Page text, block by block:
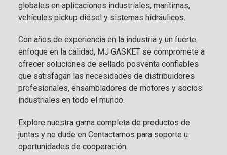
globales en aplicaciones industriales, marítimas,
vehículos pickup diésel y sistemas hidráulicos.
Con años de experiencia en la industria y un fuerte
enfoque en la calidad, MJ GASKET se compromete a
ofrecer soluciones de sellado posventa confiables
que satisfagan las necesidades de distribuidores
profesionales, ensambladores de motores y socios
industriales en todo el mundo.
Explore nuestra gama completa de productos de
juntas y no dude en Contactarnos para soporte u
oportunidades de cooperación.